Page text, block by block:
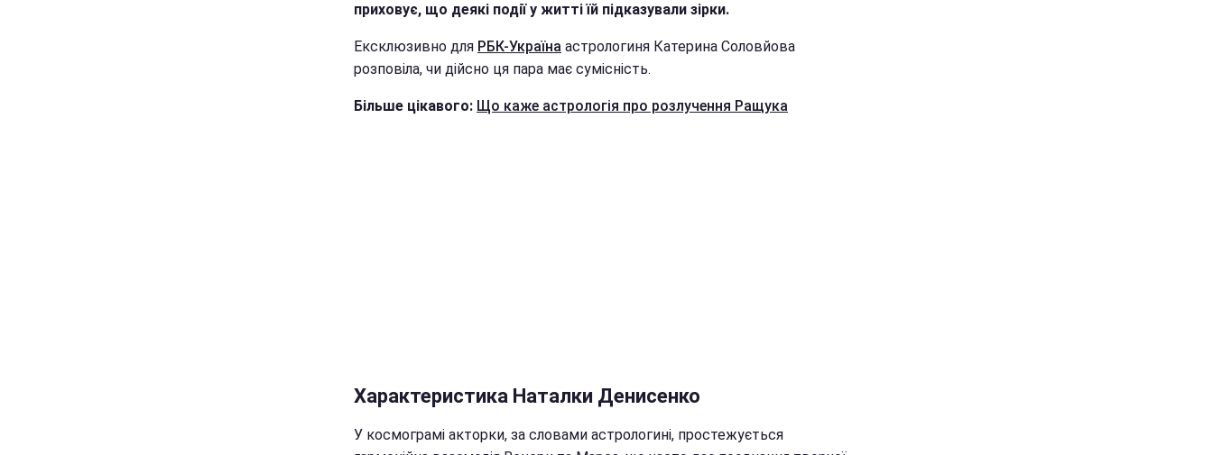
приховує, що деякі події у житті їй підказували зірки.
Ексклюзивно для РБК-Україна астрологиня Катерина Соловйова
розповіла, чи дійсно ця пара має сумісність.
Більше цікавого: Що каже астрологія про розлучення Ращука
Характеристика Наталки Денисенко
У космограмі акторки, за словами астрологині, простежується